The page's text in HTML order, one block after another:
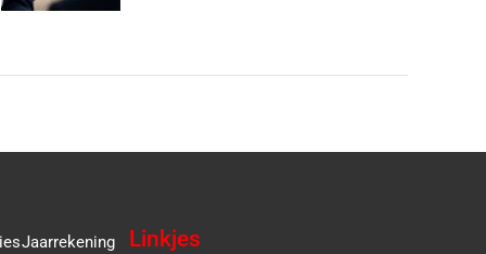
Jaarrekening Linkjes